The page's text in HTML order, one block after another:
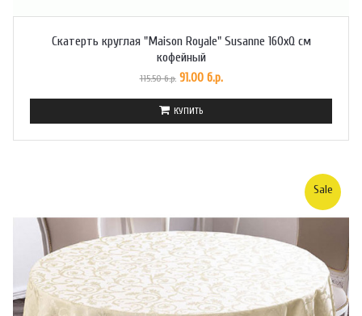
Скатерть круглая "Maison Royale" Susanne 160xQ см
кофейный
115.50 б.р. 91.00 б.р.
КУПИТЬ
Sale